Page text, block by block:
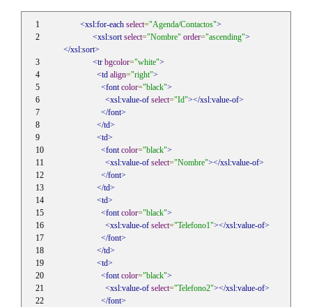
<xsl:for-each select="Agenda/Contactos">
<xsl:sort select="Nombre" order="ascending">
</xsl:sort>
<tr bgcolor="white">
<td align="right">
<font color="black">
<xsl:value-of select="Id"></xsl:value-of>
</font>
</td>
<td>
<font color="black">
<xsl:value-of select="Nombre"></xsl:value-of>
</font>
</td>
<td>
<font color="black">
<xsl:value-of select="Telefono1"></xsl:value-of>
</font>
</td>
<td>
<font color="black">
<xsl:value-of select="Telefono2"></xsl:value-of>
</font>